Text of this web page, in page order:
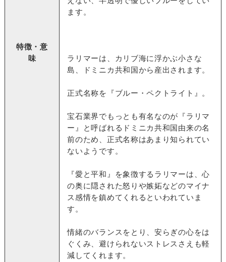
特徴・意
味
ます。
ラリマーは、カリブ海に浮かぶ小さな
島、ドミニカ共和国から産出されます。
正式名称を『ブルー・ペクトライト』。
宝石業界でもっとも有名なのが『ラリマ
ー』と呼ばれるドミニカ共和国由来の名
前のため、正式名称はあまり知られてい
ないようです。
『愛と平和』を象徴するラリマーは、心
の奥に隠された怒りや嫉妬などのマイナ
ス感情を鎮めてくれるといわれていま
す。
情緒のバランスをとり、安らぎの心をは
ぐくみ、避けられないストレスさえも軽
減してくれます。